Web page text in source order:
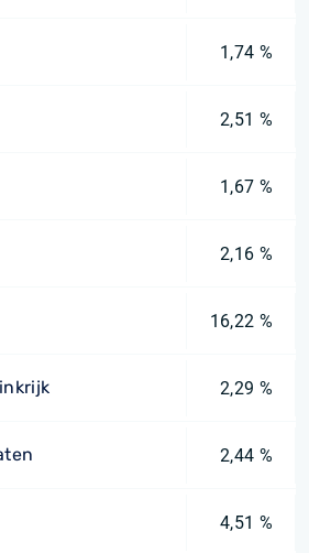
1,74 %
2,51 %
1,67 %
2,16 %
16,22 %
2,29 %
2,44 %
4,51 %